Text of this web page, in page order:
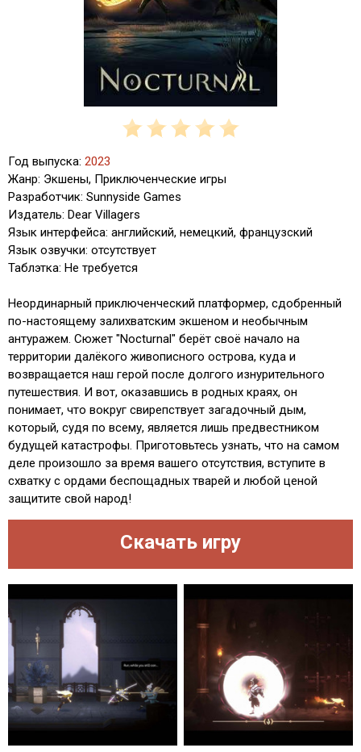
Год выпуска: 2023
Жанр: Экшены, Приключенческие игры
Разработчик: Sunnyside Games
Издатель: Dear Villagers
Язык интерфейса: английский, немецкий, французский
Язык озвучки: отсутствует
Таблэтка: Не требуется
Неординарный приключенческий платформер, сдобренный
по-настоящему залихватским экшеном и необычным
антуражем. Сюжет "Nocturnal" берёт своё начало на
территории далёкого живописного острова, куда и
возвращается наш герой после долгого изнурительного
путешествия. И вот, оказавшись в родных краях, он
понимает, что вокруг свирепствует загадочный дым,
который, судя по всему, является лишь предвестником
будущей катастрофы. Приготовьтесь узнать, что на самом
деле произошло за время вашего отсутствия, вступите в
схватку с ордами беспощадных тварей и любой ценой
защитите свой народ!
Скачать игру